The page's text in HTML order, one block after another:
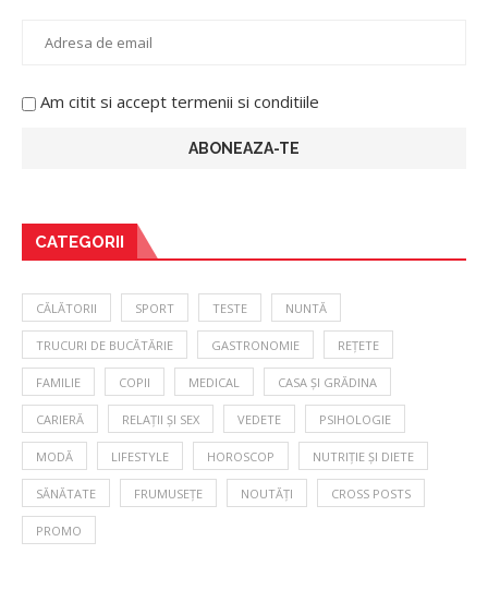
Am citit si accept termenii si conditiile
CATEGORII
CĂLĂTORII SPORT TESTE NUNTĂ
TRUCURI DE BUCĂTĂRIE GASTRONOMIE REȚETE
FAMILIE COPII MEDICAL CASA ȘI GRĂDINA
CARIERĂ RELAȚII ȘI SEX VEDETE PSIHOLOGIE
MODĂ LIFESTYLE HOROSCOP NUTRIȚIE ȘI DIETE
SĂNĂTATE FRUMUSEȚE NOUTĂȚI CROSS POSTS
PROMO